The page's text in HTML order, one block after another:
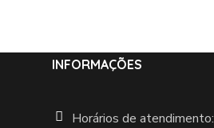
INFORMAÇÕES
Horários de atendimento: